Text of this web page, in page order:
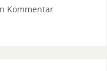
Kommentar